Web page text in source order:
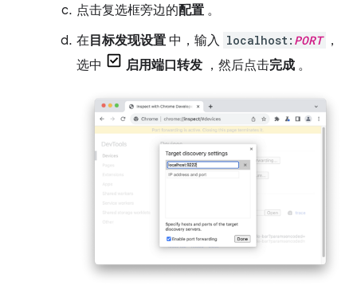
点击复选框旁边的配置 。
在 目标发现设置 中，输入 localhost: PORT ，
选中
启用端口转发 ，然后点击完成 。